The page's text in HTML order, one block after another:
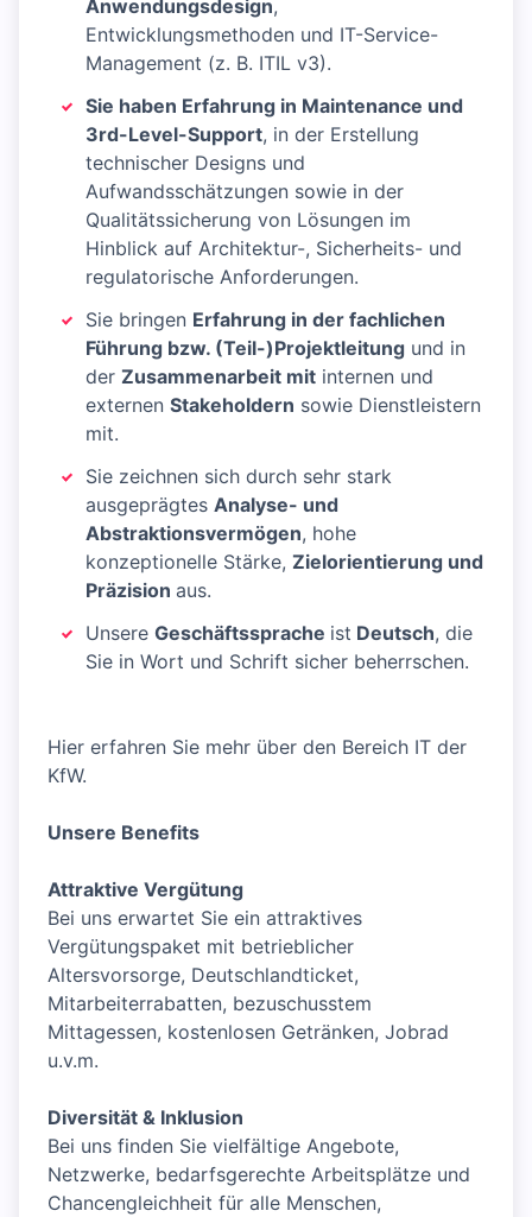
Anwendungsdesign,
Entwicklungsmethoden und IT-Service-
Management (z. B. ITIL v3).
Sie haben Erfahrung in Maintenance und
3rd-Level-Support, in der Erstellung
technischer Designs und
Aufwandsschätzungen sowie in der
Qualitätssicherung von Lösungen im
Hinblick auf Architektur-, Sicherheits- und
regulatorische Anforderungen.
Sie bringen Erfahrung in der fachlichen
Führung bzw. (Teil-)Projektleitung und in
der Zusammenarbeit mit internen und
externen Stakeholdern sowie Dienstleistern
mit.
Sie zeichnen sich durch sehr stark
ausgeprägtes Analyse- und
Abstraktionsvermögen, hohe
konzeptionelle Stärke, Zielorientierung und
Präzision aus.
Unsere Geschäftssprache ist Deutsch, die
Sie in Wort und Schrift sicher beherrschen.
Hier erfahren Sie mehr über den Bereich IT der
KfW.
Unsere Benefits
Attraktive Vergütung
Bei uns erwartet Sie ein attraktives
Vergütungspaket mit betrieblicher
Altersvorsorge, Deutschlandticket,
Mitarbeiterrabatten, bezuschusstem
Mittagessen, kostenlosen Getränken, Jobrad
u.v.m.
Diversität & Inklusion
Bei uns finden Sie vielfältige Angebote,
Netzwerke, bedarfsgerechte Arbeitsplätze und
Chancengleichheit für alle Menschen,